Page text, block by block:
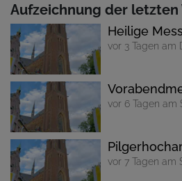
Aufzeichnung der
Heilige
vor 3 Tagen am
vor 6 Tagen am
vor 7 Tagen am